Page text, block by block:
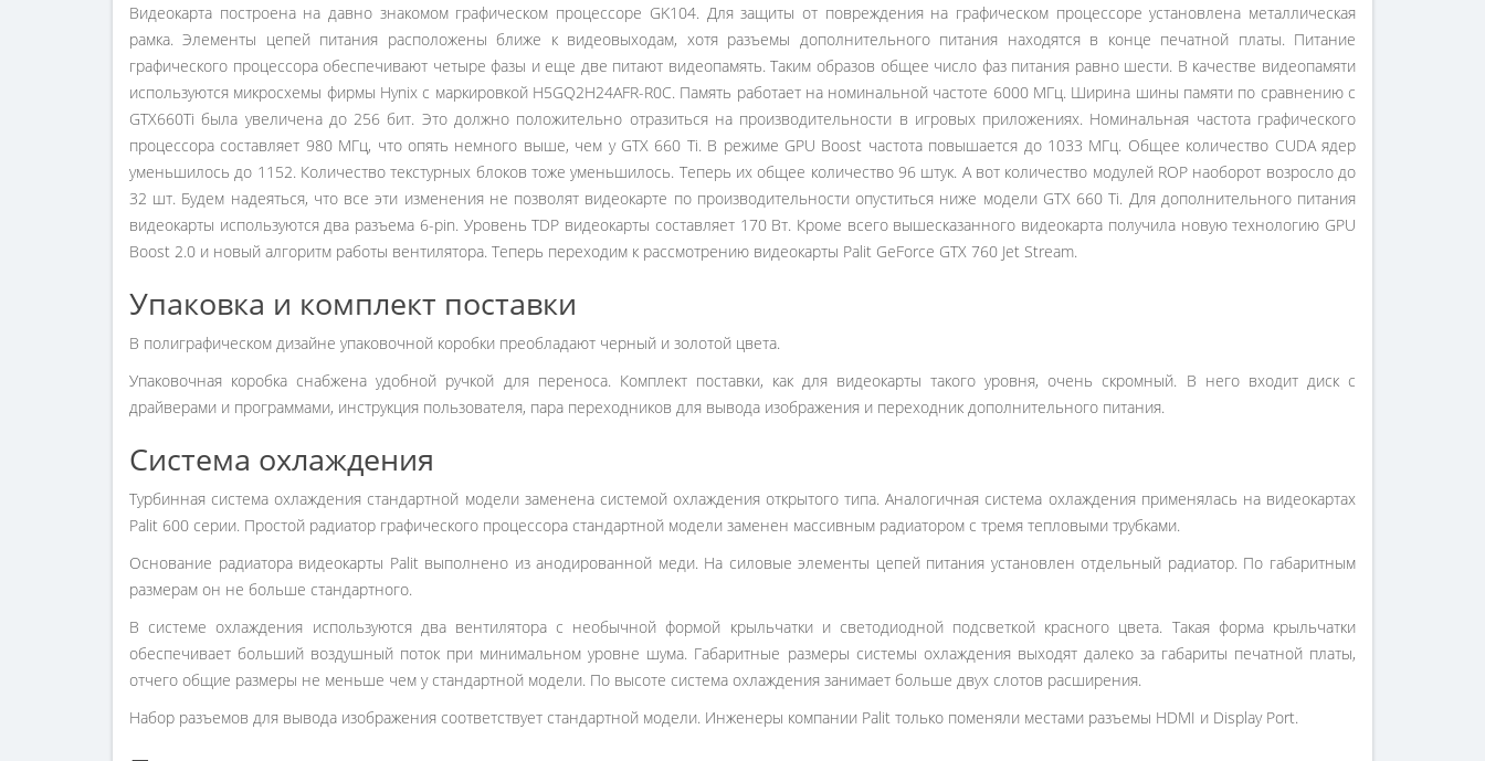
Видеокарта построена на давно знакомом графическом процессоре GK104. Для защиты от повреждения на графическом процессоре установлена металлическая
рамка. Элементы цепей питания расположены ближе к видеовыходам, хотя разъемы дополнительного питания находятся в конце печатной платы. Питание
графического процессора обеспечивают четыре фазы и еще две питают видеопамять. Таким образов общее число фаз питания равно шести. В качестве видеопамяти
используются микросхемы фирмы Hynix с маркировкой H5GQ2H24AFR-R0C. Память работает на номинальной частоте 6000 МГц. Ширина шины памяти по сравнению с
GTX660Ti была увеличена до 256 бит. Это должно положительно отразиться на производительности в игровых приложениях. Номинальная частота графического
процессора составляет 980 МГц, что опять немного выше, чем у GTX 660 Ti. В режиме GPU Boost частота повышается до 1033 МГц. Общее количество CUDA ядер
уменьшилось до 1152. Количество текстурных блоков тоже уменьшилось. Теперь их общее количество 96 штук. А вот количество модулей ROP наоборот возросло до
32 шт. Будем надеяться, что все эти изменения не позволят видеокарте по производительности опуститься ниже модели GTX 660 Ti. Для дополнительного питания
видеокарты используются два разъема 6-pin. Уровень TDP видеокарты составляет 170 Вт. Кроме всего вышесказанного видеокарта получила новую технологию GPU
Boost 2.0 и новый алгоритм работы вентилятора. Теперь переходим к рассмотрению видеокарты Palit GeForce GTX 760 Jet Stream.
Упаковка и комплект поставки
В полиграфическом дизайне упаковочной коробки преобладают черный и золотой цвета.
Упаковочная коробка снабжена удобной ручкой для переноса. Комплект поставки, как для видеокарты такого уровня, очень скромный. В него входит диск с
драйверами и программами, инструкция пользователя, пара переходников для вывода изображения и переходник дополнительного питания.
Система охлаждения
Турбинная система охлаждения стандартной модели заменена системой охлаждения открытого типа. Аналогичная система охлаждения применялась на видеокартах
Palit 600 серии. Простой радиатор графического процессора стандартной модели заменен массивным радиатором с тремя тепловыми трубками.
Основание радиатора видеокарты Palit выполнено из анодированной меди. На силовые элементы цепей питания установлен отдельный радиатор. По габаритным
размерам он не больше стандартного.
В системе охлаждения используются два вентилятора с необычной формой крыльчатки и светодиодной подсветкой красного цвета. Такая форма крыльчатки
обеспечивает больший воздушный поток при минимальном уровне шума. Габаритные размеры системы охлаждения выходят далеко за габариты печатной платы,
отчего общие размеры не меньше чем у стандартной модели. По высоте система охлаждения занимает больше двух слотов расширения.
Набор разъемов для вывода изображения соответствует стандартной модели. Инженеры компании Palit только поменяли местами разъемы HDMI и Display Port.